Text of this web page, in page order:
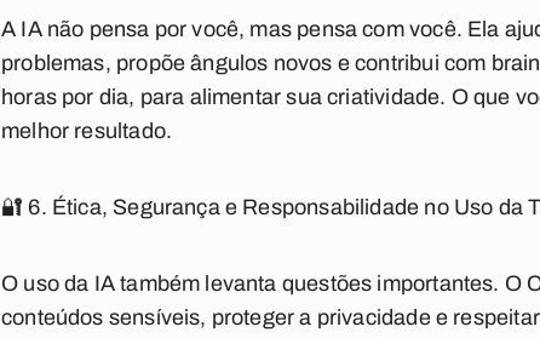
A IA não pensa por você, mas pensa com você. Ela
problemas, propõe ângulos novos e contribui com
horas por dia, para alimentar sua criatividade. O que
melhor resultado.
🔐 6. Ética, Segurança e Responsabilidade no Uso da
O uso da IA também levanta questões importantes. O
conteúdos sensíveis, proteger a privacidade e